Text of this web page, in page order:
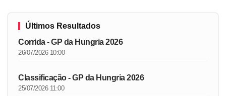
Últimos Resultados
Corrida - GP da Hungria 2026
26/07/2026 10:00
Classificação - GP da Hungria 2026
25/07/2026 11:00